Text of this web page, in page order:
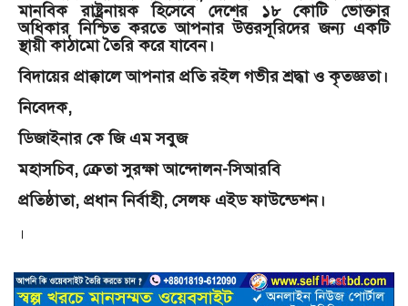
মানবিক রাষ্ট্রনায়ক হিসেবে দেশের ১৮ কোটি ভোক্তার
অধিকার নিশ্চিত করতে আপনার উত্তরসূরিদের জন্য একটি
স্থায়ী কাঠামো তৈরি করে যাবেন।
বিদায়ের প্রাক্কালে আপনার প্রতি রইল গভীর শ্রদ্ধা ও কৃতজ্ঞতা।
নিবেদক,
ডিজাইনার কে জি এম সবুজ
মহাসচিব, ক্রেতা সুরক্ষা আন্দোলন-সিআরবি
প্রতিষ্ঠাতা, প্রধান নির্বাহী, সেলফ এইড ফাউন্ডেশন।
।